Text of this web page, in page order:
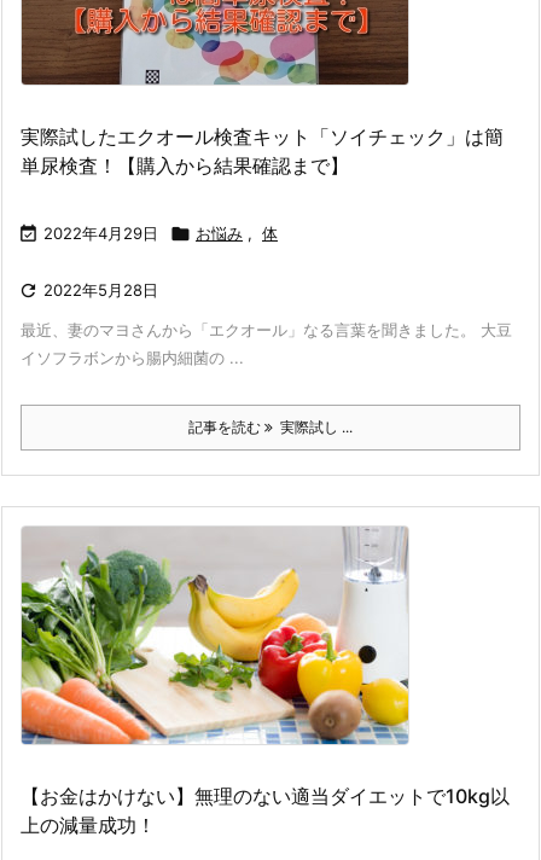
実際試したエクオール検査キット「ソイチェック」は簡
単尿検査！【購入から結果確認まで】
 2022年4月29日  お悩み , 体
 2022年5月28日
最近、妻のマヨさんから「エクオール」なる言葉を聞きました。 大豆
イソフラボンから腸内細菌の ...
記事を読む 実際試し ...
【お金はかけない】無理のない適当ダイエットで10kg以
上の減量成功！